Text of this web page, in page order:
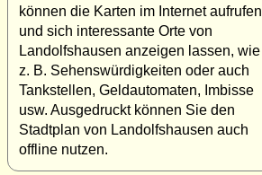
können die Karten im Internet aufrufen
und sich interessante Orte von
Landolfshausen anzeigen lassen, wie
z. B. Sehenswürdigkeiten oder auch
Tankstellen, Geldautomaten, Imbisse
usw. Ausgedruckt können Sie den
Stadtplan von Landolfshausen auch
offline nutzen.